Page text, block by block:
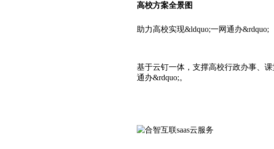
高校方案全景图
助力高校实现&ldquo;一网通办&rdquo;
基于云钉一体，支撑高校行政办事、
通办&rdquo;。